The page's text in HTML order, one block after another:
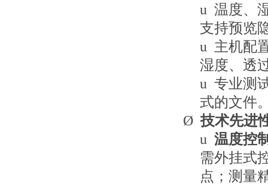
u 温度、
支持预览
u 主机配
湿度、透
u 专业测
式的文件
Ø技术先进
u 温度控
需外挂式
点；测量